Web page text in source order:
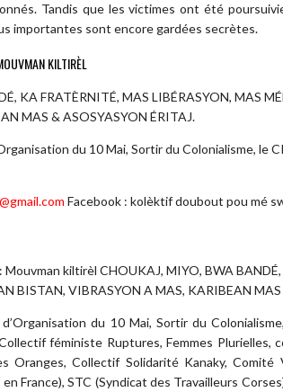
Tandis que les victimes ont été
importantes sont encore gardées secrètes.
KILTIRÈL
KA FRATÈRNITÉ, MAS LIBÉRASYON, MAS
MAS & ASOSYASYON ÉRITAJ.
du 10 Mai, Sortir du Colonialisme, le
Facebook : kolèktif doubout pou mé
kiltirèl CHOUKAJ, MIYO, BWA BANDÉ,
BISTAN, VIBRASYON A MAS, KARIBEAN
du 10 Mai, Sortir du
féministe Ruptures, Femmes Plurielles,
Oranges, Collectif Solidarité Kanaky,
France), STC (Syndicat des Travailleurs